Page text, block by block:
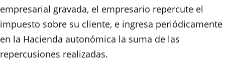
empresarial gravada, el empresario repercute el
impuesto sobre su cliente, e ingresa periódicamente
en la Hacienda autonómica la suma de las
repercusiones realizadas.